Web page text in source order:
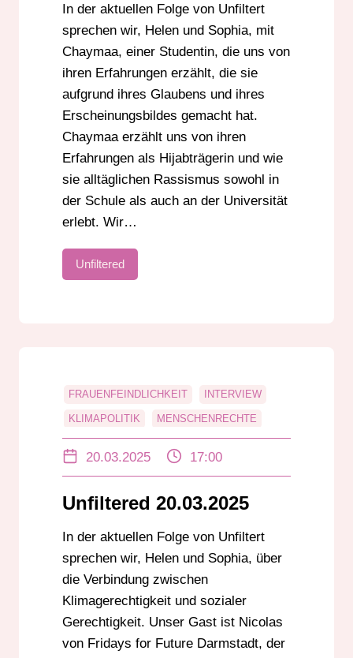
In der aktuellen Folge von Unfiltert
sprechen wir, Helen und Sophia, mit
Chaymaa, einer Studentin, die uns von
ihren Erfahrungen erzählt, die sie
aufgrund ihres Glaubens und ihres
Erscheinungsbildes gemacht hat.
Chaymaa erzählt uns von ihren
Erfahrungen als Hijabträgerin und wie
sie alltäglichen Rassismus sowohl in
der Schule als auch an der Universität
erlebt. Wir…
Unfiltered
FRAUENFEINDLICHKEIT INTERVIEW
KLIMAPOLITIK MENSCHENRECHTE
RADIO DARMSTADT PODCAST
20.03.2025 17:00
Unfiltered 20.03.2025
In der aktuellen Folge von Unfiltert
sprechen wir, Helen und Sophia, über
die Verbindung zwischen
Klimagerechtigkeit und sozialer
Gerechtigkeit. Unser Gast ist Nicolas
von Fridays for Future Darmstadt, der